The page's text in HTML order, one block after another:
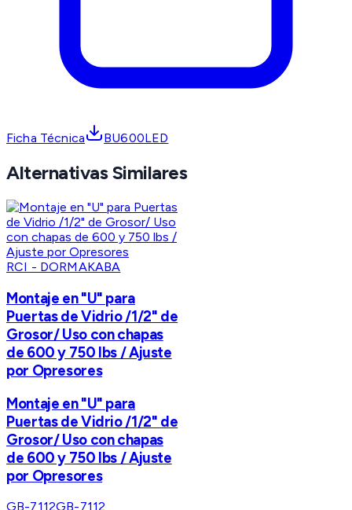
Ficha Técnica BU600LED
Alternativas Similares
RCI - DORMAKABA
Montaje en "U" para
Puertas de Vidrio /1/2" de
Grosor/ Uso con chapas
de 600 y 750 lbs / Ajuste
por Opresores
Montaje en "U" para
Puertas de Vidrio /1/2" de
Grosor/ Uso con chapas
de 600 y 750 lbs / Ajuste
por Opresores
GB-7112GB-7112